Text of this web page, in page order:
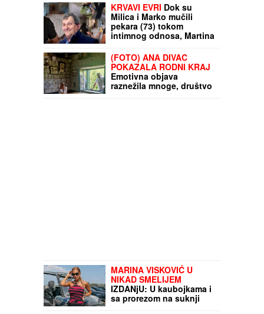
KRVAVI EVRI Dok su
Milica i Marko mučili
pekara (73) tokom
intimnog odnosa, Martina
(30) je u "puntu" radila
JEDNU stvar! (FOTO,
VIDEO)
(FOTO) ANA DIVAC
POKAZALA RODNI KRAJ
Emotivna objava
raznežila mnoge, društvo
joj pravi Vlade - Nestvarni
MARINA VISKOVIĆ U
NIKAD SMELIJEM
IZDANjU: U kaubojkama i
sa prorezom na suknji
pokazala izvajane noge,